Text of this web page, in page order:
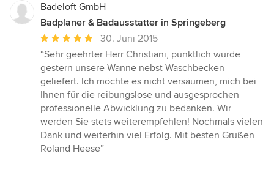
Badeloft GmbH
Badplaner & Badausstatter in Springeberg
Durchschnittliche
Bewertung:
5
von
5
Sternen
30. Juni 2015
“Sehr geehrter Herr Christiani, pünktlich wurde
gestern unsere Wanne nebst Waschbecken
geliefert. Ich möchte es nicht versäumen, mich bei
Ihnen für die reibungslose und ausgesprochen
professionelle Abwicklung zu bedanken. Wir
werden Sie stets weiterempfehlen! Nochmals vielen
Dank und weiterhin viel Erfolg. Mit besten Grüßen
Roland Heese”